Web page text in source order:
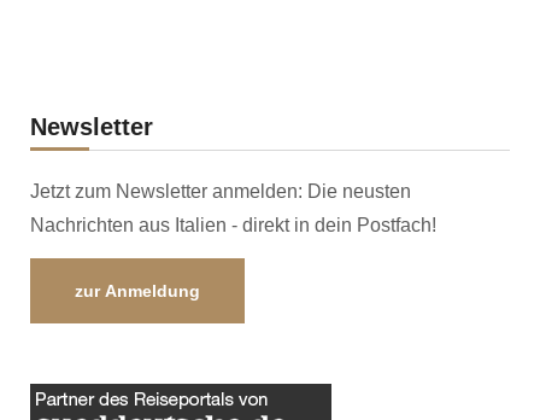
Newsletter
Jetzt zum Newsletter anmelden: Die neusten
Nachrichten aus Italien - direkt in dein Postfach!
zur Anmeldung